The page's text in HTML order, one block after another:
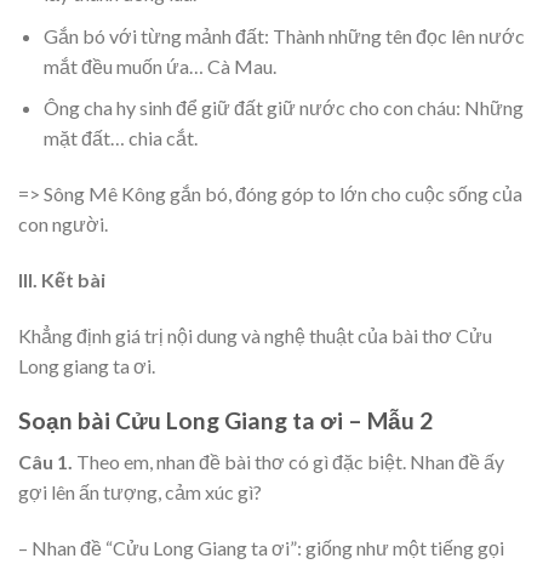
Gắn bó với từng mảnh đất: Thành những tên đọc lên nước
mắt đều muốn ứa… Cà Mau.
Ông cha hy sinh để giữ đất giữ nước cho con cháu: Những
mặt đất… chia cắt.
=> Sông Mê Kông gắn bó, đóng góp to lớn cho cuộc sống của
con người.
III. Kết bài
Khẳng định giá trị nội dung và nghệ thuật của bài thơ Cửu
Long giang ta ơi.
Soạn bài Cửu Long Giang ta ơi – Mẫu 2
Câu 1. Theo em, nhan đề bài thơ có gì đặc biệt. Nhan đề ấy
gợi lên ấn tượng, cảm xúc gì?
– Nhan đề “Cửu Long Giang ta ơi”: giống như một tiếng gọi